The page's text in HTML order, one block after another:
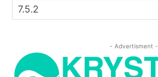
- Advertisment -